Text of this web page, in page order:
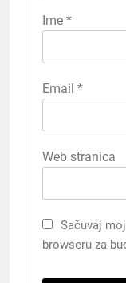
Ime *
Email *
Web stranica
Sačuvaj
browseru za